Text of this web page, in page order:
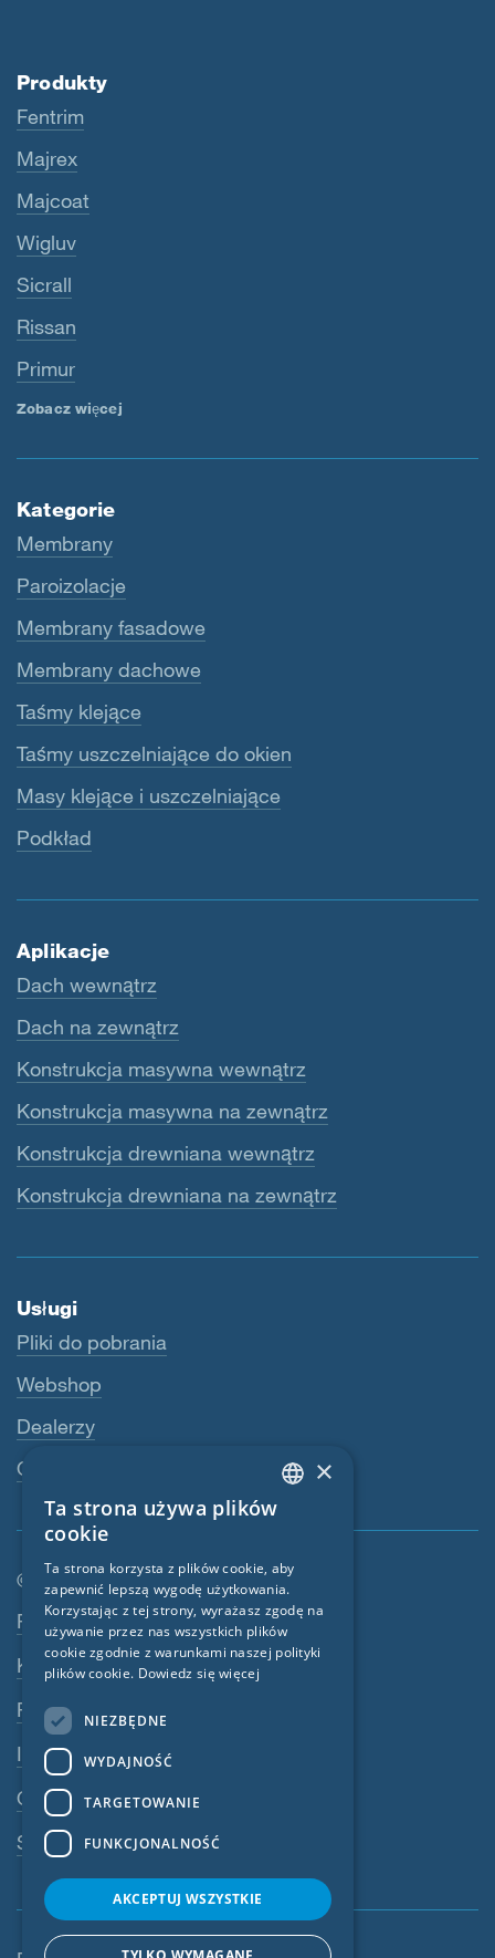
Produkty
Fentrim
Majrex
Majcoat
Wigluv
Sicrall
Rissan
Primur
Zobacz więcej
Kategorie
Membrany
Paroizolacje
Membrany fasadowe
Membrany dachowe
Taśmy klejące
Taśmy uszczelniające do okien
Masy klejące i uszczelniające
Podkład
Aplikacje
Dach wewnątrz
Dach na zewnątrz
Konstrukcja masywna wewnątrz
Konstrukcja masywna na zewnątrz
Konstrukcja drewniana wewnątrz
Konstrukcja drewniana na zewnątrz
Usługi
Pliki do pobrania
Webshop
Dealerzy
Osoba kontaktowa
© SIGA 2026
Nawigacja w stopce
Praca
Kontakt
Polityka prywatności
Impressum
OWU
System ostrzegania
ENGLISH
FRENCH
CZECH
ITALIAN
NORWEGIAN
×
Ta strona używa plików
cookie
Ta strona korzysta z plików cookie, aby
zapewnić lepszą wygodę użytkowania.
Korzystając z tej strony, wyrażasz zgodę na
używanie przez nas wszystkich plików
cookie zgodnie z warunkami naszej polityki
plików cookie. Dowiedz się więcej
NIEZBĘDNE
WYDAJNOŚĆ
TARGETOWANIE
FUNKCJONALNOŚĆ
AKCEPTUJ WSZYSTKIE